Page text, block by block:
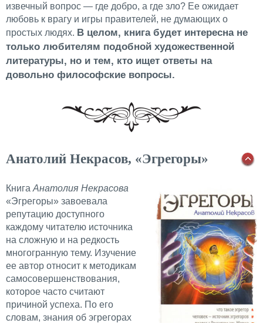
извечный вопрос — где добро, а где зло? Ее ожидает
любовь к врагу и игры правителей, не думающих о
простых людях. В целом, книга будет интересна не
только любителям подобной художественной
литературы, но и тем, кто ищет ответы на
довольно философские вопросы.
Анатолий Некрасов, «Эгрегоры»
Книга Анатолия Некрасова
«Эгрегоры» завоевала
репутацию доступного
каждому читателю источника
на сложную и на редкость
многогранную тему. Изучение
ее автор относит к методикам
самосовершенствования,
которое часто считают
причиной успеха. По его
словам, знания об эгрегорах